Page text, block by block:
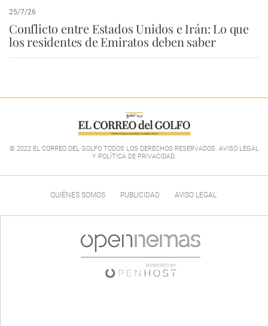
25/7/26
Conflicto entre Estados Unidos e Irán: Lo que
los residentes de Emiratos deben saber
© 2022 EL CORREO DEL GOLFO TODOS LOS DERECHOS RESERVADOS. AVISO LEGAL
Y POLÍTICA DE PRIVACIDAD.
QUIÉNES SOMOS PUBLICIDAD AVISO LEGAL